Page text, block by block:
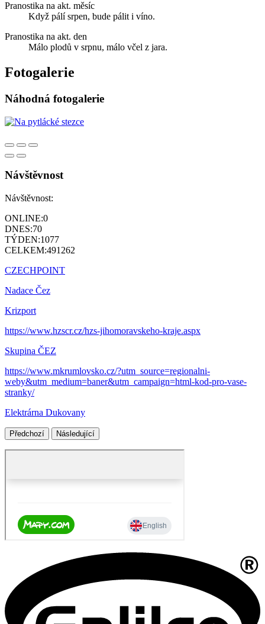
Pranostika na akt. měsíc
Když pálí srpen, bude pálit i víno.
Pranostika na akt. den
Málo plodů v srpnu, málo včel z jara.
Fotogalerie
Náhodná fotogalerie
Návštěvnost
Návštěvnost:
ONLINE:0
DNES:70
TÝDEN:1077
CELKEM:491262
CZECHPOINT
Nadace Čez
Krizport
https://www.hzscr.cz/hzs-jihomoravskeho-kraje.aspx
Skupina ČEZ
https://www.mkrumlovsko.cz/?utm_source=regionalni-
weby&utm_medium=baner&utm_campaign=html-kod-pro-vase-
stranky/
Elektrárna Dukovany
Předchozí Následující